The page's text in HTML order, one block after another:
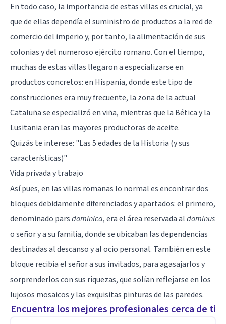
En todo caso, la importancia de estas villas es crucial, ya
que de ellas dependía el suministro de productos a la red de
comercio del imperio y, por tanto, la alimentación de sus
colonias y del numeroso ejército romano. Con el tiempo,
muchas de estas villas llegaron a especializarse en
productos concretos: en Hispania, donde este tipo de
construcciones era muy frecuente, la zona de la actual
Cataluña se especializó en viña, mientras que la Bética y la
Lusitania eran las mayores productoras de aceite.
Quizás te interese: "Las 5 edades de la Historia (y sus
características)"
Vida privada y trabajo
Así pues, en las villas romanas lo normal es encontrar dos
bloques debidamente diferenciados y apartados: el primero,
denominado parsdominica, era el área reservada aldominus
o señor y a su familia, donde se ubicaban las dependencias
destinadas al descanso y al ocio personal. También en este
bloque recibía el señor a sus invitados, para agasajarlos y
sorprenderlos con sus riquezas, que solían reflejarse en los
lujosos mosaicos y las exquisitas pinturas de las paredes.
Encuentra los mejores profesionales cerca de ti